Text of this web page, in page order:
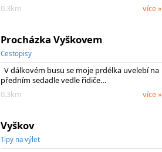
0.3km
více »
Procházka Vyškovem
Cestopisy
V dálkovém busu se moje prdélka uvelebí na
předním sedadle vedle řidiče…
0.3km
více »
Vyškov
Tipy na výlet